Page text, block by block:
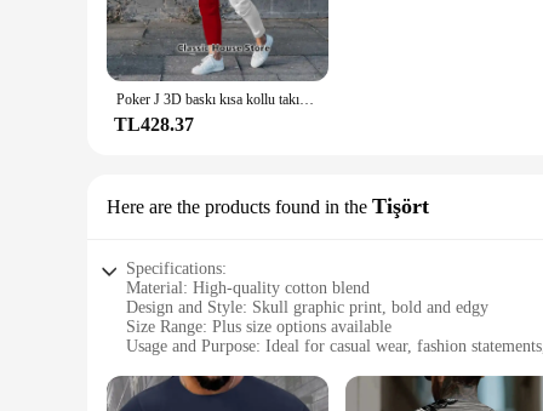
Poker J 3D baskı kısa kollu takım elbise erkek eşofman takım Jogger giyim adam rahat tişörtleri + pantolon 2 parça kıyafetler için Streetwear
TL428.37
Here are the products found in the Tişört
Specifications:
Material: High-quality cotton blend
Design and Style: Skull graphic print, bold and edgy
Size Range: Plus size options available
Usage and Purpose: Ideal for casual wear, fashion
Parts and Accessories: Available as a standalone Tişört or